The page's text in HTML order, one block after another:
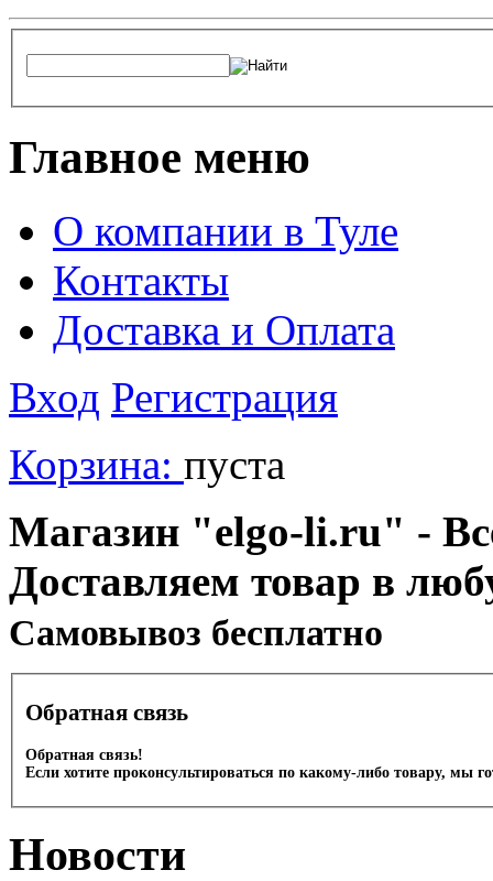
Главное меню
О компании в Туле
Контакты
Доставка и Оплата
Вход Регистрация
Корзина: пуста
Магазин "elgo-li.ru" -
Доставляем товар в
Cамовывоз бесплатно
Обратная связь
Обратная связь!
Если хотите проконсультироваться по какому-либо товару, мы
Новости